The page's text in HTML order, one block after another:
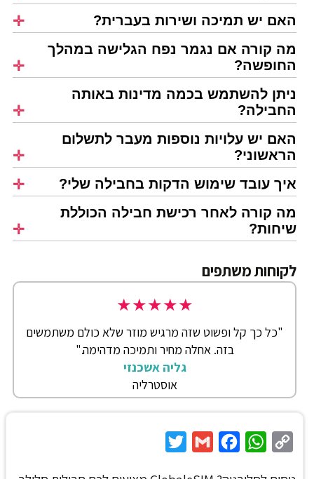
Copy
WhatsApp
Facebook
Gmail
האם יש תמיכה ושירות בעברית?
מה קורה אם נגמר נפח הגלישה במהלך
החופשה?
ניתן להשתמש בכמה מדינות באותה
החבילה?
האם יש עלויות נוספות מעבר לתשלום
הראשוני?
איך עובד שימוש הדקות בחבילה שלי?
מה קורה לאחר רכישת חבילה הכוללת
שיחות?
לקוחות משתפים
★
★
★
★
★
"כל כך קל ופשוט שזה מרגיש מוזר שלא כולם משתמשים
בזה. אחלה מחיר ותמיכה מדהימה."
גליה אשכנזי
אוסטרליה